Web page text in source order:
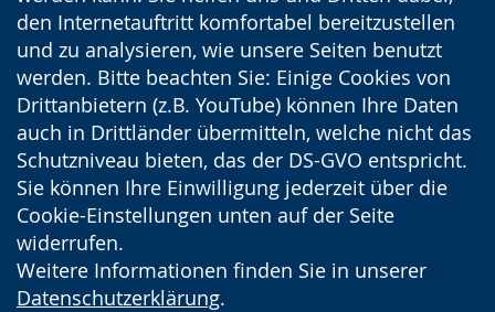
den Internetauftritt komfortabel bereitzustellen
und zu analysieren, wie unsere Seiten benutzt
werden. Bitte beachten Sie: Einige Cookies von
Drittanbietern (z.B. YouTube) können Ihre Daten
auch in Drittländer übermitteln, welche nicht das
Schutzniveau bieten, das der DS-GVO entspricht.
Sie können Ihre Einwilligung jederzeit über die
Cookie-Einstellungen unten auf der Seite
widerrufen.
Weitere Informationen finden Sie in unserer
Datenschutzerklärung.